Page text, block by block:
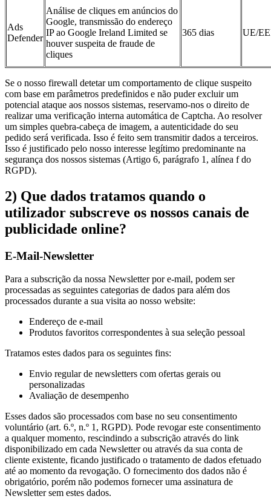
Ads
Defender
Análise de cliques em anúncios do
Google, transmissão do endereço
IP ao Google Ireland Limited se
houver suspeita de fraude de
cliques
365 dias UE/
Se o nosso firewall detetar um comportamento de clique suspeito
com base em parâmetros predefinidos e não puder excluir um
potencial ataque aos nossos sistemas, reservamo-nos o direito de
realizar uma verificação interna automática de Captcha. Ao resolver
um simples quebra-cabeça de imagem, a autenticidade do seu
pedido será verificada. Isso é feito sem transmitir dados a terceiros.
Isso é justificado pelo nosso interesse legítimo predominante na
segurança dos nossos sistemas (Artigo 6, parágrafo 1, alínea f do
RGPD).
2) Que dados tratamos quando o
utilizador subscreve os nossos canais de
publicidade online?
E-Mail-Newsletter
Para a subscrição da nossa Newsletter por e-mail, podem ser
processadas as seguintes categorias de dados para além dos
processados durante a sua visita ao nosso website:
Endereço de e-mail
Produtos favoritos correspondentes à sua seleção pessoal
Tratamos estes dados para os seguintes fins:
Envio regular de newsletters com ofertas gerais ou
personalizadas
Avaliação de desempenho
Esses dados são processados com base no seu consentimento
voluntário (art. 6.º, n.º 1, RGPD). Pode revogar este consentimento
a qualquer momento, rescindindo a subscrição através do link
disponibilizado em cada Newsletter ou através da sua conta de
cliente existente, ficando justificado o tratamento de dados efetuado
até ao momento da revogação. O fornecimento dos dados não é
obrigatório, porém não podemos fornecer uma assinatura de
Newsletter sem estes dados.